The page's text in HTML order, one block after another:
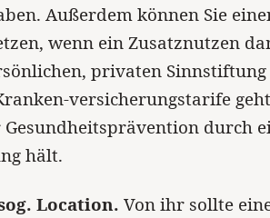
Außerdem können Sie
wenn ein Zusatznutzen
privaten
versicherungstarife
durch
hält.
Location. Von ihr sollte